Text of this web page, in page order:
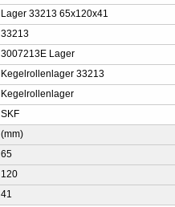
Lager 33213 65x120x41
33213
3007213E Lager
Kegelrollenlager 33213
Kegelrollenlager
SKF
(mm)
65
120
41